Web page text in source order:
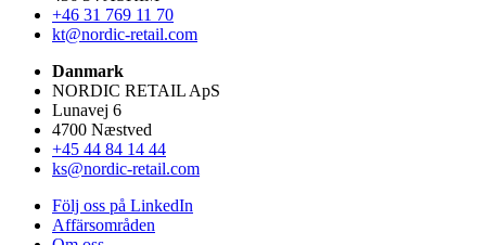
+46 31 769 11 70
kt@nordic-retail.com
Danmark
NORDIC RETAIL ApS
Lunavej 6
4700 Næstved
+45 44 84 14 44
ks@nordic-retail.com
Följ oss på LinkedIn
Affärsområden